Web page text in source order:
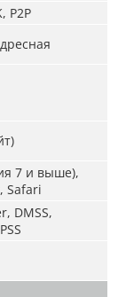
P2P
7 и выше),
Safari
DMSS,